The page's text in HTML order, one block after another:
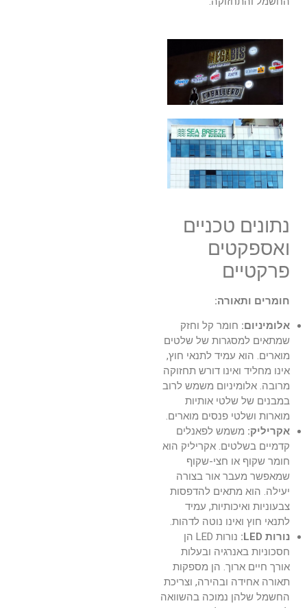
נתונים טכניים
ואספקטים
פרקטיים
חומרים ותאורה:
אלומיניום: חומר קל וחזק
שמתאים למסגרות של שלטים
מוארים. הוא עמיד לתנאי חוץ,
אינו מחליד ואינו דורש תחזוקה
מרובה. אלומיניום משמש לרוב
במבנים של שלטי אותיות
מוארות ושלטי פנסים מוארים.
אקריליק: משמש לפאנלים
קדמיים בשלטים. אקריליק הוא
חומר שקוף או חצי-שקוף
שמאפשר מעבר אור בצורה
יעילה. הוא מתאים להדפסות
צבעוניות ואיכותיות, עמיד
לתנאי חוץ ואינו נוטה לדהות.
נורות LED:
נורות LED הן
חסכוניות באנרגיה ובעלות
אורך חיים ארוך. הן מספקות
תאורה אחידה ובהירה, וצריכת
החשמל שלהן נמוכה בהשוואה